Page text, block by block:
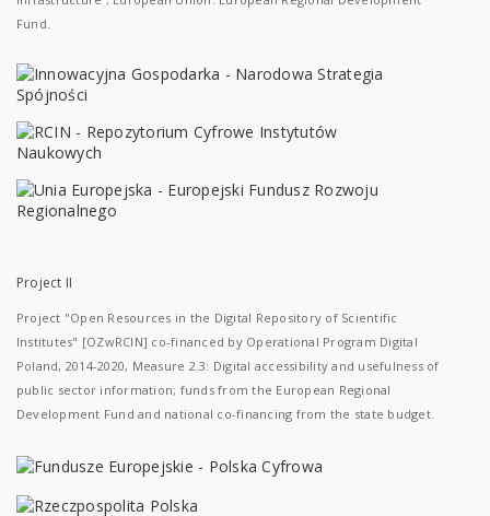
Fund.
Project II
Project "Open Resources in the Digital Repository of Scientific
Institutes" [OZwRCIN] co-financed by Operational Program Digital
Poland, 2014-2020, Measure 2.3: Digital accessibility and usefulness of
public sector information; funds from the European Regional
Development Fund and national co-financing from the state budget.